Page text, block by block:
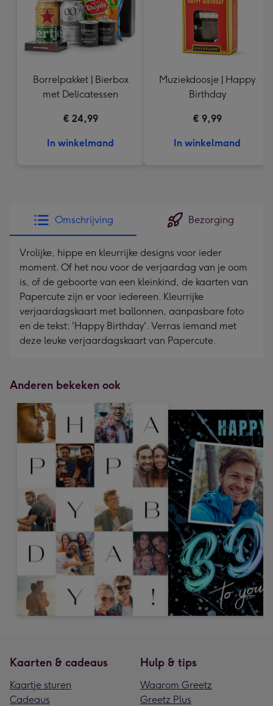
Borrelpakket | Bierbox
met Delicatessen
€ 24,99
In winkelmand
Muziekdoosje | Happy
Birthday
€ 9,99
In winkelmand
Omschrijving Bezorging
Vrolijke, hippe en kleurrijke designs voor ieder
moment. Of het nou voor de verjaardag van je oom
is, of de geboorte van een kleinkind, de kaarten van
Papercute zijn er voor iedereen. Kleurrijke
verjaardagskaart met ballonnen, aanpasbare foto
en de tekst: 'Happy Birthday'. Verras iemand met
deze leuke verjaardagskaart van Papercute.
Anderen bekeken ook
Kaarten & cadeaus
Kaartje sturen
Cadeaus
Hulp & tips
Waarom Greetz
Greetz Plus